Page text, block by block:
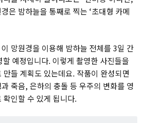
은 밤하늘을 통째로 찍는 ‘초대형 카메
망원경을 이용해 밤하늘 전체를 3일 간
예정입니다. 이렇게 촬영한 사진들을
들 계획도 있는데요. 작품이 완성되면
죽음, 은하의 충돌 등 우주의 변화를 영
인할 수 있게 됩니다.